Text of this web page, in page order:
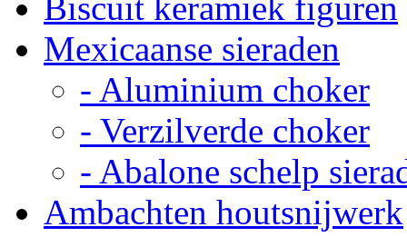
Mexicaanse sieraden
- Aluminium choker
- Verzilverde choker
- Abalone schelp
Ambachten houtsnijwerk